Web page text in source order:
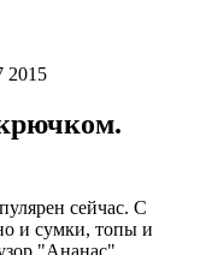
2015
сейчас. С
и сумки, топы и